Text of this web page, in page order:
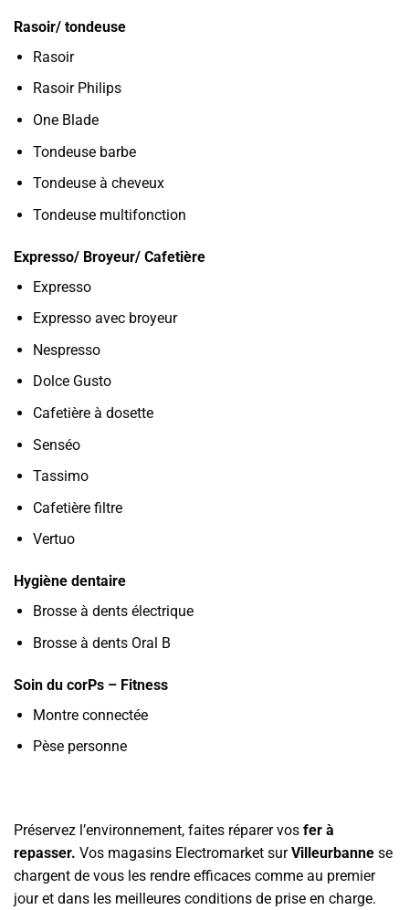
Rasoir/ tondeuse
Rasoir
Rasoir Philips
One Blade
Tondeuse barbe
Tondeuse à cheveux
Tondeuse multifonction
Expresso/ Broyeur/ Cafetière
Expresso
Expresso avec broyeur
Nespresso
Dolce Gusto
Cafetière à dosette
Senséo
Tassimo
Cafetière filtre
Vertuo
Hygiène dentaire
Brosse à dents électrique
Brosse à dents Oral B
Soin du corPs – Fitness
Montre connectée
Pèse personne
Préservez l’environnement, faites réparer vos fer à
repasser. Vos magasins Electromarket surVilleurbanne se
chargent de vous les rendre efficaces comme au premier
jour et dans les meilleures conditions de prise en charge.